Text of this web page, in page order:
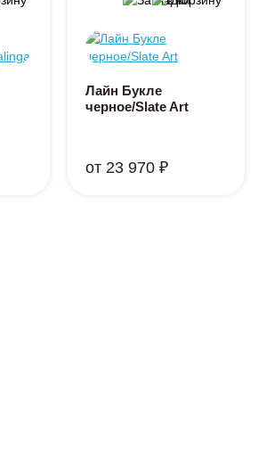
Лайн Букле
черное/Slate Art
от 23 970 ₽